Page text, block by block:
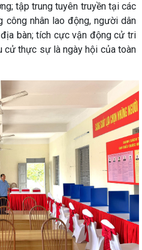
tập trung tuyên truyền tại các
công nhân lao động, người dân
bàn; tích cực vận động cử tri
cử thực sự là ngày hội của toàn